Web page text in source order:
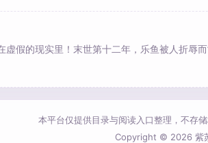
虚假的现实里！末世第十二年，乐鱼被人折辱
本平台仅提供目录与阅读入口整理，不存
Copyright © 2026 紫